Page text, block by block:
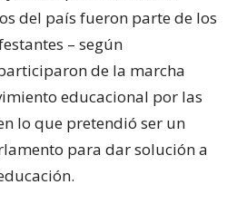
del país fueron parte de los
– según
de la marcha
educacional por las
lo que pretendió ser un
para dar solución a